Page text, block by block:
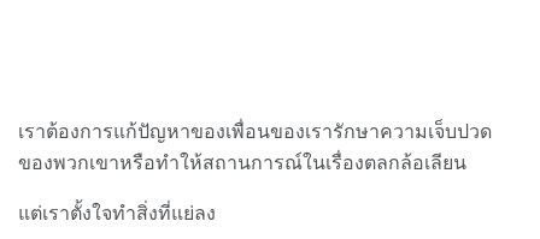
เราต้องการแก้ปัญหาของเพื่อนของเรารักษาความเจ็บปวด
ของพวกเขาหรือทำให้สถานการณ์ในเรื่องตลกล้อเลียน
แต่เราตั้งใจทำสิ่งที่แย่ลง